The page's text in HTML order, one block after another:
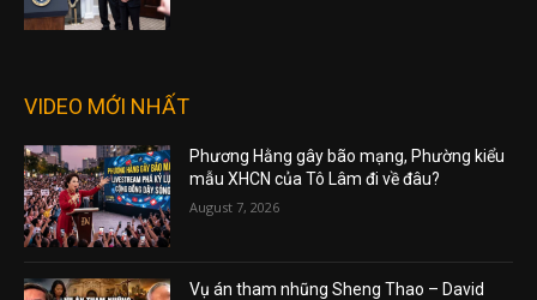
VIDEO MỚI NHẤT
Phương Hằng gây bão mạng, Phường kiểu
mẫu XHCN của Tô Lâm đi về đâu?
August 7, 2026
Vụ án tham nhũng Sheng Thao – David